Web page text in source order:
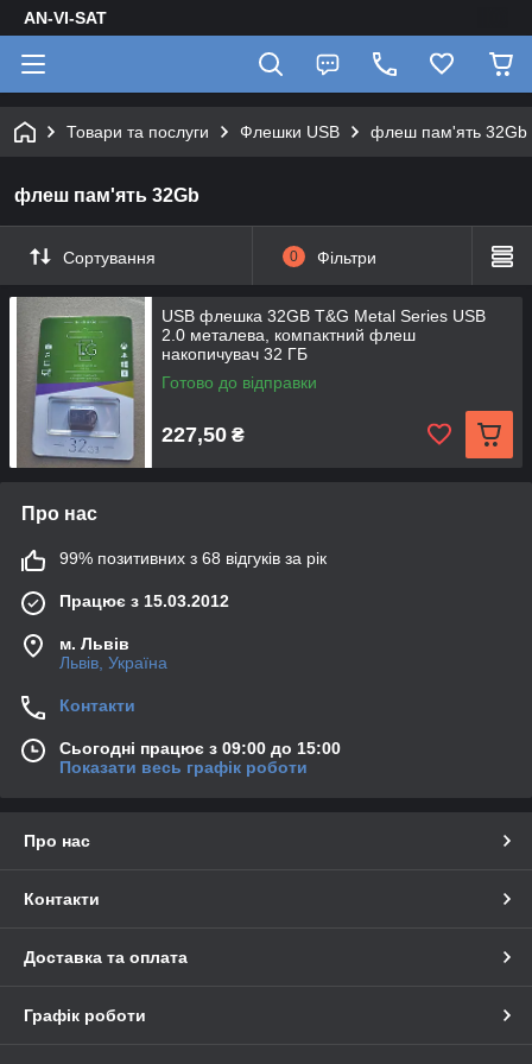
AN-VI-SAT
Товари та послуги Флешки USB флеш пам'ять 32Gb
флеш пам'ять 32Gb
Сортування 0 Фільтри
USB флешка 32GB T&G Metal Series USB
2.0 металева, компактний флеш
накопичувач 32 ГБ
Готово до відправки
227,50 ₴
Про нас
99% позитивних з 68 відгуків за рік
Працює з 15.03.2012
м. Львів
Львів, Україна
Контакти
Сьогодні працює з 09:00 до 15:00
Показати весь графік роботи
Про нас
Контакти
Доставка та оплата
Графік роботи